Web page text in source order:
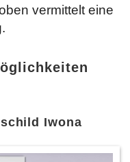
vermittelt eine
Iwona